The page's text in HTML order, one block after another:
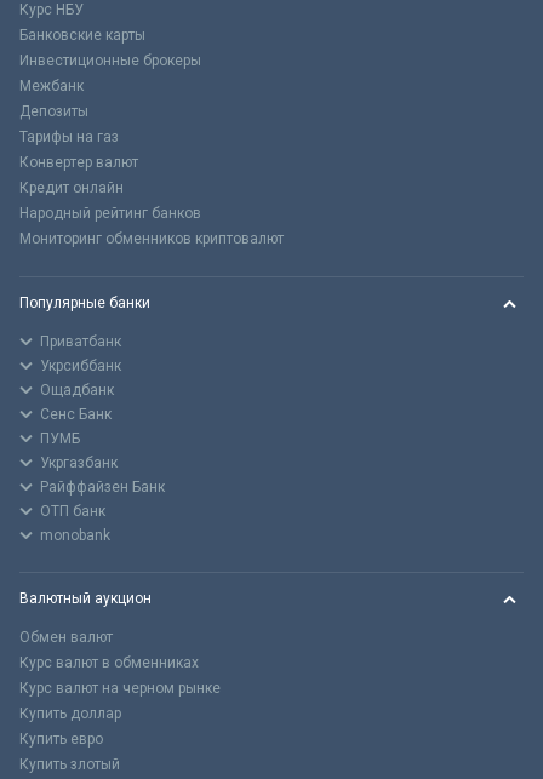
Курс НБУ
Банковские карты
Инвестиционные брокеры
Межбанк
Депозиты
Тарифы на газ
Конвертер валют
Кредит онлайн
Народный рейтинг банков
Мониторинг обменников криптовалют
Популярные банки
Приватбанк
Укрсиббанк
Ощадбанк
Сенс Банк
ПУМБ
Укргазбанк
Райффайзен Банк
ОТП банк
monobank
Валютный аукцион
Обмен валют
Курс валют в обменниках
Курс валют на черном рынке
Купить доллар
Купить евро
Купить злотый